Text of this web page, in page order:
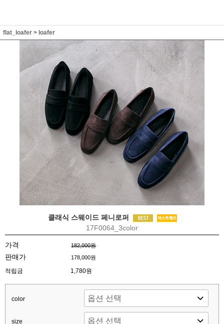
flat_loafer > loafer
클래식 스웨이드 페니로퍼
17F0064_3color
가격 182,000원
판매가 178,000원
적립금 1,780원
color
size